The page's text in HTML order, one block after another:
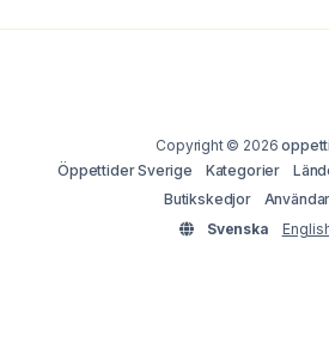
Copyright © 2026
Öppettider Sverige
Kategorier
Butikskedjor
Svenska